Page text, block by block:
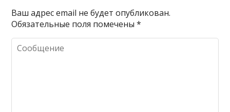
Ваш адрес email не будет опубликован.
Обязательные поля помечены*